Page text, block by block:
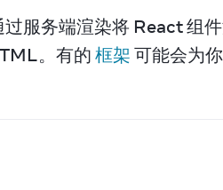
服务端渲染将 React 组
。有的 框架 可能会为